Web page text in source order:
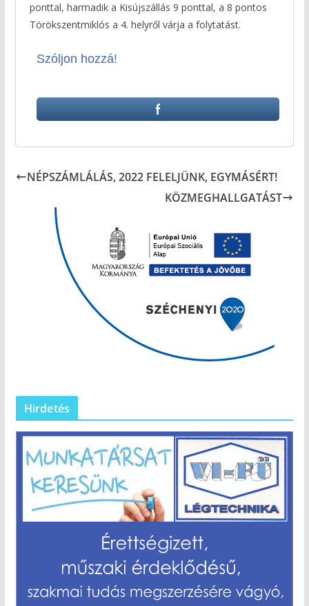
ponttal, harmadik a Kisújszállás 9 ponttal, a 8 pontos
Törökszentmiklós a 4. helyről várja a folytatást.
Szóljon hozzá!
NÉPSZÁMLÁLÁS, 2022 FELELJÜNK, EGYMÁSÉRT!
KÖZMEGHALLGATÁST
Hirdetés